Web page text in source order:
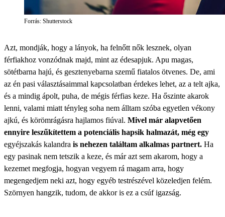
Forrás: Shutterstock
Azt, mondják, hogy a lányok, ha felnőtt nők lesznek, olyan
férfiakhoz vonzódnak majd, mint az édesapjuk. Apu magas,
sötétbarna hajú, és gesztenyebarna szemű fiatalos ötvenes. De, ami
az én pasi választásaimmal kapcsolatban érdekes lehet, az a telt ajka,
és a mindig ápolt, puha, de mégis férfias keze. Ha őszinte akarok
lenni, valami miatt tényleg soha nem álltam szóba egyetlen vékony
ajkú, és körömrágásra hajlamos fiúval. Mivel már alapvetően
ennyire leszűkítettem a potenciális hapsik halmazát, még egy
egyéjszakás kalandra is nehezen találtam alkalmas partnert. Ha
egy pasinak nem tetszik a keze, és már azt sem akarom, hogy a
kezemet megfogja, hogyan vegyem rá magam arra, hogy
megengedjem neki azt, hogy egyéb testrészével közeledjen felém.
Szörnyen hangzik, tudom, de akkor is ez a csúf igazság.